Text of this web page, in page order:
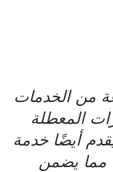
من الخدمات
المعطلة
أيضًا خدمة
مما يضمن